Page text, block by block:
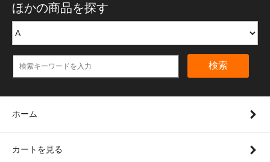
ほかの商品を探す
検索
ホーム
カートを見る